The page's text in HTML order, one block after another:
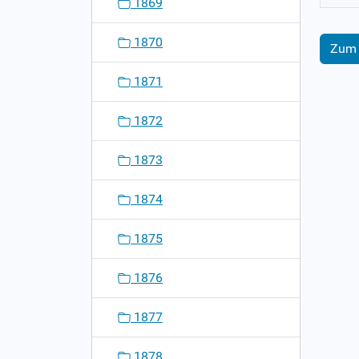
Zum
1870
1871
1872
1873
1874
1875
1876
1877